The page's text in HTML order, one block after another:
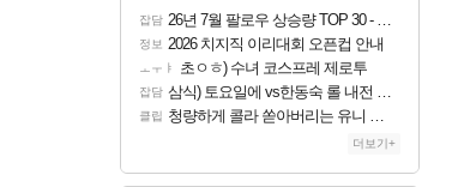
잡담 26년 7월 팔로우 상승량 TOP 30 - 월간 치지직
정보 2026 치지직 이리대회 오픈컵 안내
ㅗㅜㅑ 초ㅇㅎ) 수녀 코스프레 제로투
잡담 삼식) 토요일에 vs한동숙 롤 내전 예정
클립 청량하게 콜라 쏟아버리는 유니 ㅋㅋㅋ
더보기+